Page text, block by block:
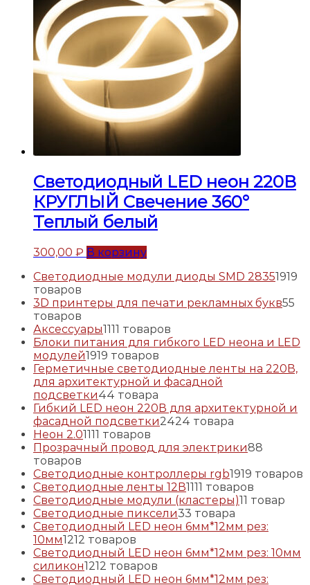
Светодиодный LED неон 220В
КРУГЛЫЙ Свечение 360°
Теплый белый
300,00 ₽ В корзину
Светодиодные модули диоды SMD 28351919
товаров
3D принтеры для печати рекламных букв55
товаров
Аксессуары1111 товаров
Блоки питания для гибкого LED неона и LED
модулей1919 товаров
Герметичные светодиодные ленты на 220В,
для архитектурной и фасадной
подсветки44 товара
Гибкий LED неон 220В для архитектурной и
фасадной подсветки2424 товара
Неон 2.01111 товаров
Прозрачный провод для электрики88
товаров
Светодиодные контроллеры rgb1919 товаров
Светодиодные ленты 12В1111 товаров
Светодиодные модули (кластеры)11 товар
Светодиодные пиксели33 товара
Светодиодный LED неон 6мм*12мм рез:
10мм1212 товаров
Светодиодный LED неон 6мм*12мм рез: 10мм
силикон1212 товаров
Светодиодный LED неон 6мм*12мм рез: